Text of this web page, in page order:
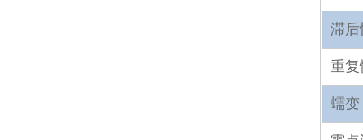
滞后
重复
蠕变